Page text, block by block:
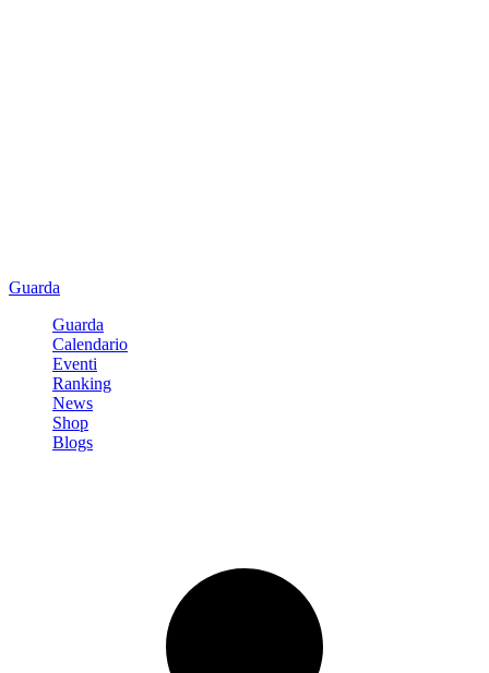
Guarda
Guarda
Calendario
Eventi
Ranking
News
Shop
Blogs